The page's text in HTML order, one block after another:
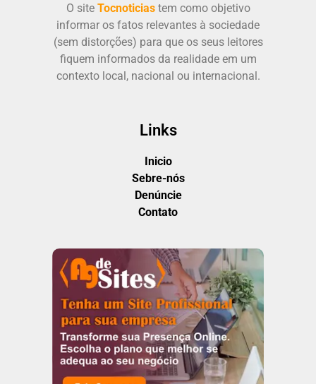
O site Tocnoticiastem como objetivo
informar os fatos relevantes à sociedade
(sem distorções) para que os seus leitores
fiquem informados da realidade em um
contexto local, nacional ou internacional.
Links
Inicio
Sebre-nós
Denúncie
Contato